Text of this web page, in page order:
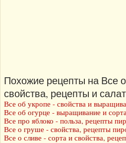
Похожие рецепты на Все
свойства, рецепты и
Все об укропе - свойства и
Все об огурце - выращивание и
Все про яблоко - польза, рецепты
Все о груше - свойства, рецепты
Все о сливе - сорта и свойства,